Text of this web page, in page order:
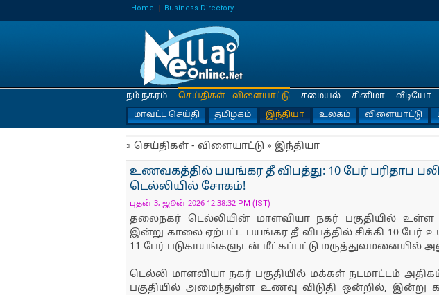
Home Business Directory
நம் நகரம்
செய்திகள் - விளையாட்டு
மாவட்ட செய்தி
தமிழகம் இந்தியா உலகம் விளையாட்டு
சமையல் சினிமா வீடியோ
» செய்திகள் - விளையாட்டு » இந்தியா
உணவகத்தில் பயங்கர தீ விபத்து: 10 பேர் பரிதாப
டெல்லியில் சோகம்!
புதன் 3, ஜூன் 2026 12:38:32 PM (IST)
தலைநகர் டெல்லியின் மாளவியா நகர் பகுதியில் உள்ள
இன்று காலை ஏற்பட்ட பயங்கர தீ விபத்தில் சிக்கி 10 பேர்
11 பேர் படுகாயங்களுடன் மீட்கப்பட்டு மருத்துவமனையில்
டெல்லி மாளவியா நகர் பகுதியில் மக்கள் நடமாட்டம்
பகுதியில் அமைந்துள்ள உணவு விடுதி ஒன்றில், இன்று